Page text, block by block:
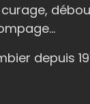
depuis